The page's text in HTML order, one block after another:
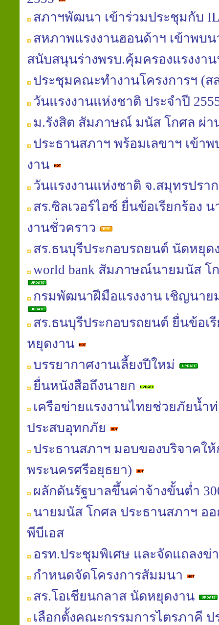
สภาฯพัฒนา เข้าร่วมประชุมกับ
สหภาพแรงงานฮอนด้าฯ เข้าพบ
สนับสนุนร่างพรบ.คุ้มครองแรงงา
ประชุมคณะทำงานโครงการฯ (ส
วันแรงงานแห่งชาติ ประจำปี
ม.รังสิต สัมภาษณ์ มนัส โกศล ผ่า
ประธานสภาฯ พร้อมเลขาฯ เข้า
งาน
วันแรงงานแห่งชาติ จ.สมุทรปรา
สร.ซิลเวอร์ไอซ์ ยื่นข้อเรียกร้อง
งานชั่วคราว
สร.ธนบุรีประกอบรถยนต์ นัดหยุด
world bank สัมภาษณ์นายมนัส โ
กรมพัฒนาฝีมือแรงงาน เชิญนาย
สร.ธนบุรีประกอบรถยนต์ ยื่นข้อเ
หยุดงาน
บรรยากาศงานเลี้ยงปีใหม่
ยื่นหนังสือถึงนายก
เครือข่ายแรงงานไทยช่วยภัยน้ำ
ประสบอุทกภัย
ประธานสภาฯ มอบของบริจาคใ
พระนครศรีอยุธยา)
ผลักดันรัฐบาลขึ้นค่าจ้างขั้นต่ำ
นายมนัส โกศล ประธานสภาฯ อ
พีบีเอส
อรท.ประชุมพิเศษ และจัดแถลงข่
กำหนดจัดโครงการสัมมนา
สร.โอเชียนกลาส นัดหยุดงาน
เลือกตั้งคณะกรรมการไตรภาคี ป